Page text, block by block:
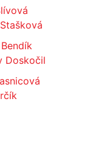
Doskočil